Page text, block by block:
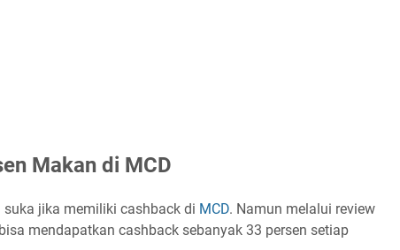
Makan di MCD
jika memiliki cashback di MCD. Namun melalui review
mendapatkan cashback sebanyak 33 persen setiap